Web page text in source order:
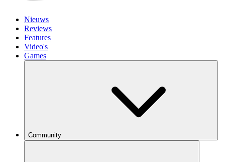
Nieuws
Reviews
Features
Video's
Games
Community